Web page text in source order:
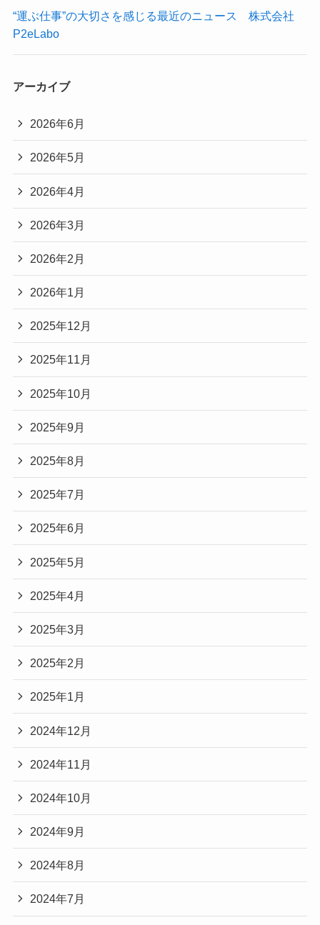
“運ぶ仕事”の大切さを感じる最近のニュース 株式会社
P2eLabo
アーカイブ
2026年6月
2026年5月
2026年4月
2026年3月
2026年2月
2026年1月
2025年12月
2025年11月
2025年10月
2025年9月
2025年8月
2025年7月
2025年6月
2025年5月
2025年4月
2025年3月
2025年2月
2025年1月
2024年12月
2024年11月
2024年10月
2024年9月
2024年8月
2024年7月